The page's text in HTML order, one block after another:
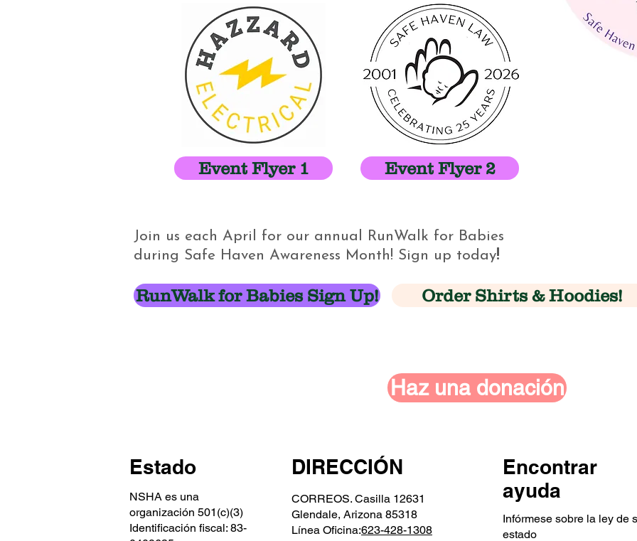
Event Flyer 1 Event Flyer 2
Join us each April for our annual RunWalk for Babies
during Safe Haven Awareness Month! Sign up today!
RunWalk for Babies Sign Up! Order Shirts & Hoodies!
Haz una donación
Estado
NSHA es una
organización 501(c)(3)
Identificación fiscal: 83-
DIRECCIÓN
CORREOS. Casilla 12631
Glendale, Arizona 85318
Línea Oficina:623-428-1308
Encontrar
ayuda
Infórmese sobre la ley de
estado